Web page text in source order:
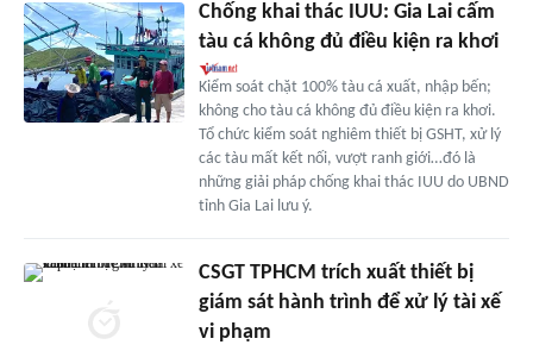
Chống khai thác IUU: Gia Lai cấm
tàu cá không đủ điều kiện ra khơi
Kiểm soát chặt 100% tàu cá xuất, nhập bến;
không cho tàu cá không đủ điều kiện ra khơi.
Tổ chức kiểm soát nghiêm thiết bị GSHT, xử lý
các tàu mất kết nối, vượt ranh giới…đó là
những giải pháp chống khai thác IUU do UBND
tỉnh Gia Lai lưu ý.
CSGT TPHCM trích xuất thiết bị
giám sát hành trình để xử lý tài xế
vi phạm